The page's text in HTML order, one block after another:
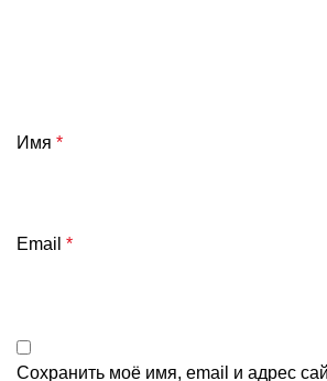
Имя *
Email *
Сохранить моё имя, email и адрес